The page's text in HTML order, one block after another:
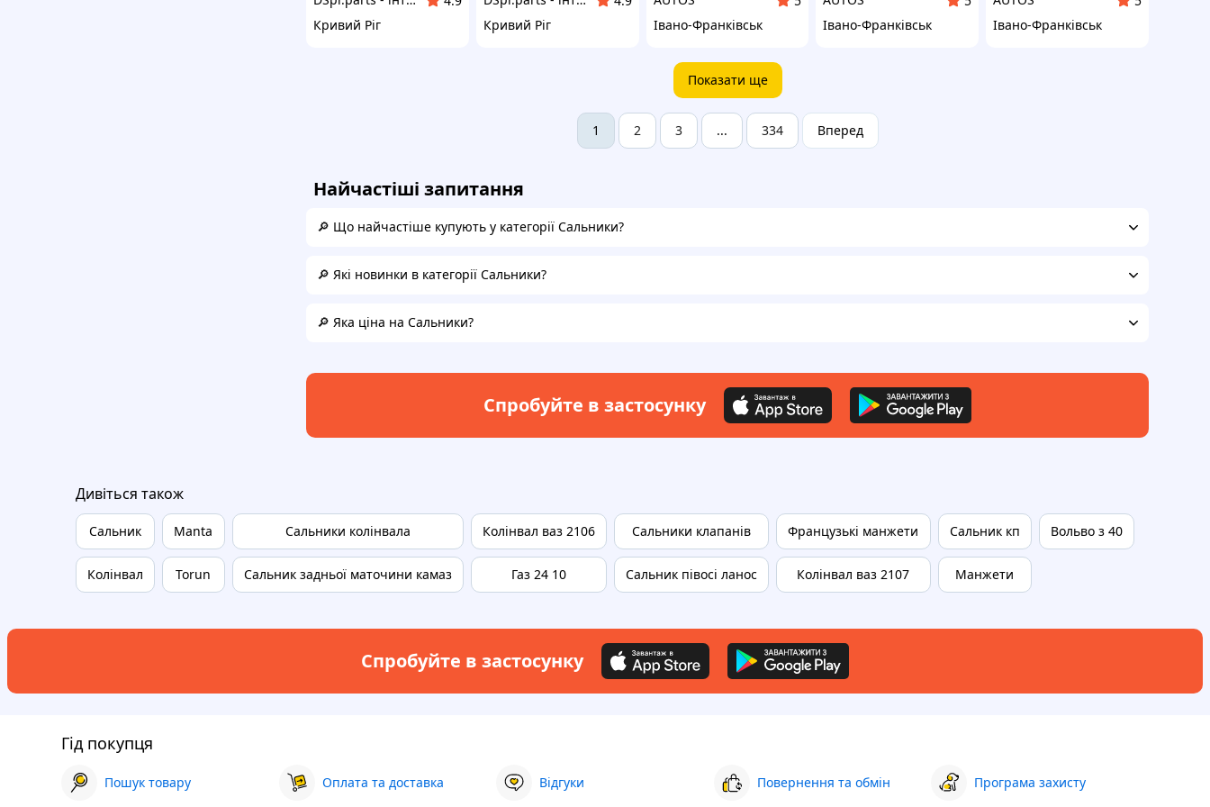
Кривий Ріг
Кривий Ріг
Івано-Франківськ
Івано-Франківськ
Івано-Франківськ
Показати ще
1 2 3 ... 334 Вперед
Найчастіші запитання
🔎 Що найчастіше купують у категорії Сальники?
🔎 Які новинки в категорії Сальники?
🔎 Яка ціна на Сальники?
Спробуйте в застосунку
Дивіться також
Сальник
Колінвал
Manta
Torun
Сальники колінвала
Сальник задньої маточини камаз
Колінвал ваз 2106
Газ 24 10
Сальники клапанів
Сальник півосі ланос
Французькі манжети
Колінвал ваз 2107
Сальник кп
Манжети
Вольво з 40
Спробуйте в застосунку
Гід покупця
Пошук товару Оплата та доставка Відгуки Повернення та обмін Програма захисту